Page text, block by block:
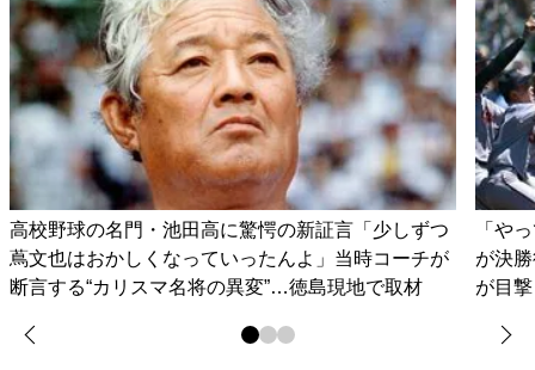
高校野球の名門・池田高に驚愕の新証言「少しずつ
蔦文也はおかしくなっていったんよ」当時コーチが
断言する“カリスマ名将の異変”…徳島現地で取材
「や
が決
が目